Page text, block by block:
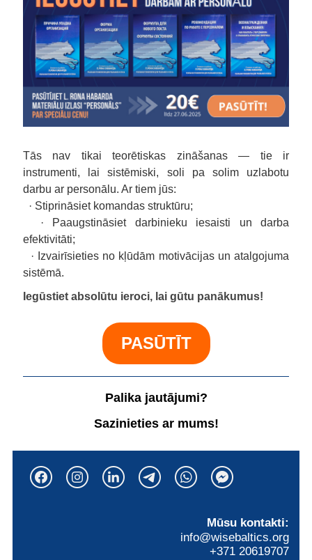
Tās nav tikai teorētiskas zināšanas — tie ir
instrumenti, lai sistēmiski, soli pa solim uzlabotu
darbu ar personālu. Ar tiem jūs:
· Stiprināsiet komandas struktūru;
· Paaugstināsiet darbinieku iesaisti un darba
efektivitāti;
· Izvairīsieties no kļūdām motivācijas un atalgojuma
sistēmā.
Iegūstiet absolūtu ieroci, lai gūtu panākumus!
PASŪTĪT
Palika jautājumi?
Sazinieties ar mums!
Mūsu kontakti:
info@wisebaltics.org
+371 20619707